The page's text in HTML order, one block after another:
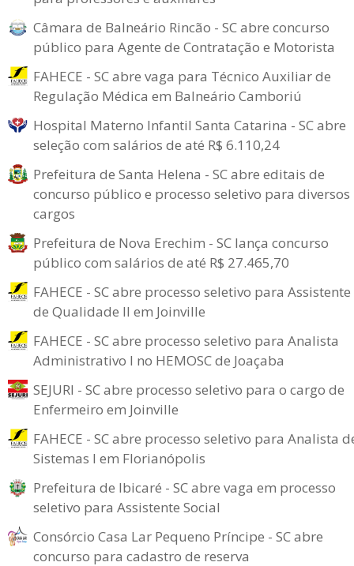
Câmara de Balneário Rincão - SC abre concurso
público para Agente de Contratação e Motorista
FAHECE - SC abre vaga para Técnico Auxiliar de
Regulação Médica em Balneário Camboriú
Hospital Materno Infantil Santa Catarina - SC abre
seleção com salários de até R$ 6.110,24
Prefeitura de Santa Helena - SC abre editais de
concurso público e processo seletivo para diversos
cargos
Prefeitura de Nova Erechim - SC lança concurso
público com salários de até R$ 27.465,70
FAHECE - SC abre processo seletivo para Assistente
de Qualidade II em Joinville
FAHECE - SC abre processo seletivo para Analista
Administrativo I no HEMOSC de Joaçaba
SEJURI - SC abre processo seletivo para o cargo de
Enfermeiro em Joinville
FAHECE - SC abre processo seletivo para Analista
Sistemas I em Florianópolis
Prefeitura de Ibicaré - SC abre vaga em processo
seletivo para Assistente Social
Consórcio Casa Lar Pequeno Príncipe - SC abre
concurso para cadastro de reserva